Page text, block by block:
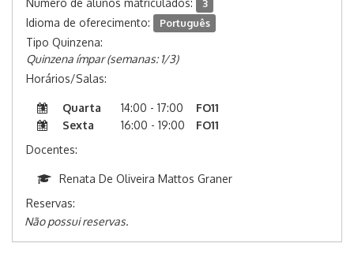
Número de alunos matriculados: 3
Idioma de oferecimento: Português
Tipo Quinzena:
Quinzena ímpar (semanas: 1/3)
Horários/Salas:
Quarta 14:00 - 17:00
FO11
Sexta
16:00 - 19:00
FO11
Docentes:
Renata De Oliveira Mattos Graner
Reservas:
Não possui reservas.